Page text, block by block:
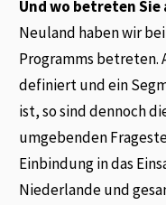
Und wo betreten Sie
Neuland haben wir
Programms betreten.
definiert und ein
ist, so sind dennoch
umgebenden
Einbindung in das
Niederlande und